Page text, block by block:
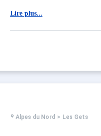
Lire plus...
Alpes du Nord > Les Gets